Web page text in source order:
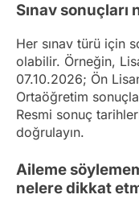
Sınav sonuçları
Her sınav türü için
olabilir. Örneğin,
07.10.2026; Ön
Ortaöğretim
Resmi sonuç
doğrulayın.
Aileme
nelere dikkat